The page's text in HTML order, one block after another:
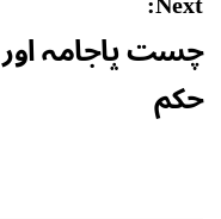
چست پاجامہ
حکم